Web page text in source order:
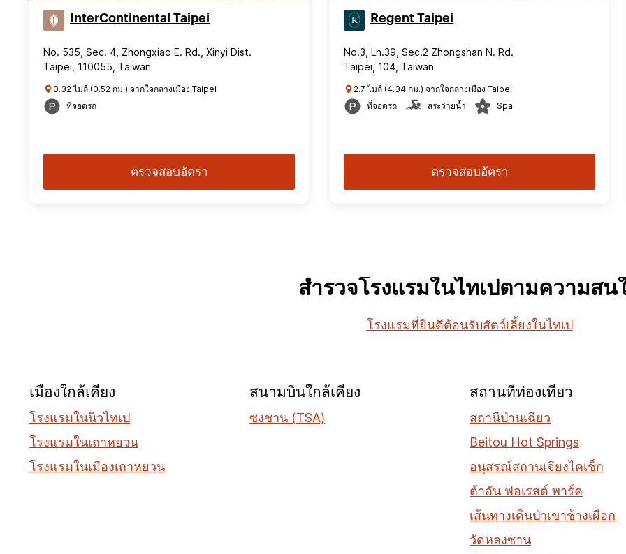
InterContinental Taipei
No. 535, Sec. 4, Zhongxiao E. Rd., Xinyi Dist.
Taipei, 110055, Taiwan
0.32 ไมล์ (0.52 กม.) จากใจกลางเมือง Taipei
ที่จอดรถ
ตรวจสอบอัตรา
Regent Taipei
No.3, Ln.39, Sec.2 Zhongshan N. Rd.
Taipei, 104, Taiwan
2.7 ไมล์ (4.34 กม.) จากใจกลางเมือง Taipei
ที่จอดรถ
สระว่ายน้ำ Spa
ตรวจสอบอัตรา
สำรวจโรงแรมในไทเปตามความสน
โรงแรมที่ยินดีต้อนรับสัตว์เลี้ยงในไทเป
เมืองใกล้เคียง
โรงแรมในนิวไทเป
โรงแรมในเถาหยวน
โรงแรมในเมืองเถาหยวน
สนามบินใกล้เคียง
ซงชาน (TSA)
สถานที่ท่องเที่ยว
สถานีป่านเฉียว
Beitou Hot Springs
อนุสรณ์สถานเจียงไคเช็ก
ต้าอัน ฟอเรสต์ พาร์ค
เส้นทางเดินป่าเขาช้างเผือก
วัดหลงซาน